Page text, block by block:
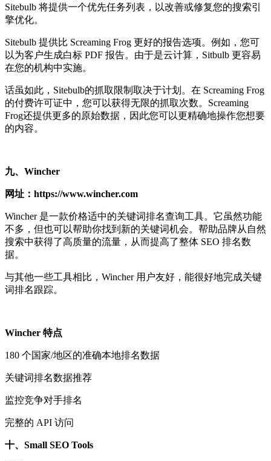
Sitebulb 将提供一个优先任务列表，以改善或修复您的搜索引
擎优化。
Sitebulb 提供比 Screaming Frog 更好的报告选项。例如，您可
以为客户生成白标 PDF 报告。由于是云计算，Sitbulb 更容易
在您的机构中实施。
话虽如此，Sitebulb的抓取限制取决于计划。在 Screaming Frog
的付费许可证中，您可以获得无限的抓取次数。Screaming
Frog还提供更多的原始数据，因此您可以更精确地操作您想要
的内容。
九、Wincher
网址：https://www.wincher.com
Wincher 是一款价格适中的关键词排名查询工具。它虽然功能
不多，但也可以帮助你找到新的关键词机会。帮助品牌从自然
搜索中获得了高质量的流量，从而提高了整体 SEO 排名数
据。
与其他一些工具相比，Wincher 用户友好，能很好地完成关键
词排名跟踪。
Wincher 特点
180 个国家/地区的准确本地排名数据
关键词排名数据推荐
监控竞争对手排名
完整的 API 访问
十、Small SEO Tools